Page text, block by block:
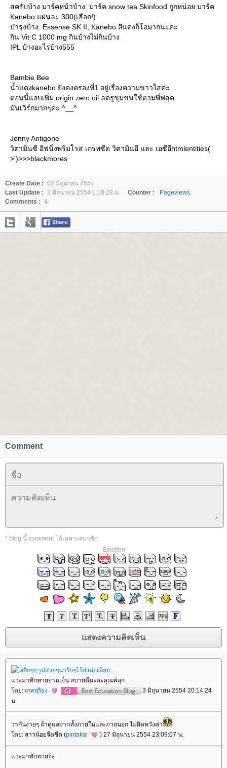
สครัปบ้าง มาร์คหน้าบ้าง: มาร์ค snow tea Skinfood ถูกหน่อย มาร์ค
Kanebo แผ่นละ 300(เฮือก!)
บำรุงบ้าง: Essense SK II, Kanebo สีแดงก็โอมากนะคะ
กิน Vit C 1000 mg กินบ้างไม่กินบ้าง
IPL บ้างอะไรบ้าง555
Bambie Bee
น้ำแดงkanebo ยังคงครองที่1 อยู่เรื่องความขาวใสค่ะ
ตอนนี้แอบเพิ่ม origin zero oil ลดรูขุมขนใช้ตามพี่ฟลุค
มันเวิร์กมากๆค่ะ ^__^
Jenny Antigone
วิตามินซี อีฟนิ่งพริมโรส เกรพซีด วิตามินอี และ เอซีอีhtmlentities('
>')>>>blackmores
Create Date : 02 มิถุนายน 2554
Last Update : 3 มิถุนายน 2554 0:10:28 น. Counter :
Pageviews.
Comments : 4
Comment
* blog นี้ comment ได้เฉพาะสมาชิก
Emotion
วะมาทักทายยามเย็น สบายดีนะคะคุณฟลุก
ดย: เกศสุริยง
3 มิถุนายน 2554 20:14:24
น.
ว่ากันง่ายๆ ถ้าดูแลจากทั้งภายในและภายนอก ไม่ผิดหวังค่า
ดย: สาวน้อยจืดชืด (pintakai ) 27 มิถุนายน 2554 23:09:07 น.
วะมาทักทายจ้ะ